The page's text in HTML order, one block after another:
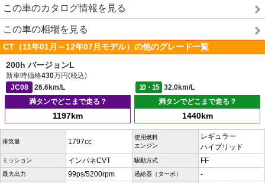
この車のカタログ情報を見る
この車の相場を見る
CT（11年01月～12年07月モデル）の他のグレード一覧
200h バージョンL
新車時価格430万円(税込)
JC08
26.6km/L 10・15
32.0km/L
満タンでどこまで走る？
1197km
満タンでどこまで走る？
1440km
排気量 1797cc
使用燃料
エンジン
レギュラー
ハイブリッド
ミッション インパネCVT 駆動方式 FF
最大出力 99ps/5200rpm 過給器（ターボ） -